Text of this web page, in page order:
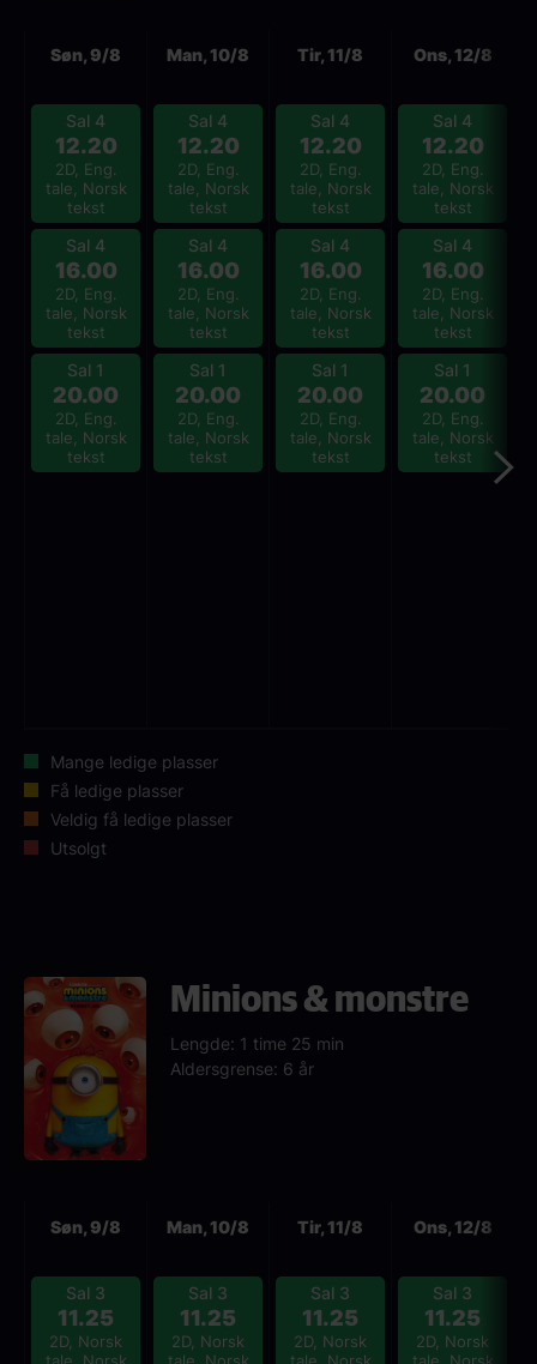
Søn, 9/8
Sal 4
12.20
2D, Eng.
tale, Norsk
tekst
Sal 4
16.00
2D, Eng.
tale, Norsk
tekst
Sal 1
20.00
2D, Eng.
tale, Norsk
tekst
Man, 10/8
Sal 4
12.20
2D, Eng.
tale, Norsk
tekst
Sal 4
16.00
2D, Eng.
tale, Norsk
tekst
Sal 1
20.00
2D, Eng.
tale, Norsk
tekst
Tir, 11/8
Sal 4
12.20
2D, Eng.
tale, Norsk
tekst
Sal 4
16.00
2D, Eng.
tale, Norsk
tekst
Sal 1
20.00
2D, Eng.
tale, Norsk
tekst
Ons, 12/8
Sal 4
12.20
2D, Eng.
tale, Norsk
tekst
Sal 4
16.00
2D, Eng.
tale, Norsk
tekst
Sal 1
20.00
2D, Eng.
tale, Norsk
tekst
Mange ledige plasser
Få ledige plasser
Veldig få ledige plasser
Utsolgt
Minions & monstre
Lengde: 1 time 25 min
Aldersgrense: 6 år
Søn, 9/8
Sal 3
11.25
2D, Norsk
Man, 10/8
Sal 3
11.25
2D, Norsk
Tir, 11/8
Sal 3
11.25
2D, Norsk
Ons, 12/8
Sal 3
11.25
2D, Norsk